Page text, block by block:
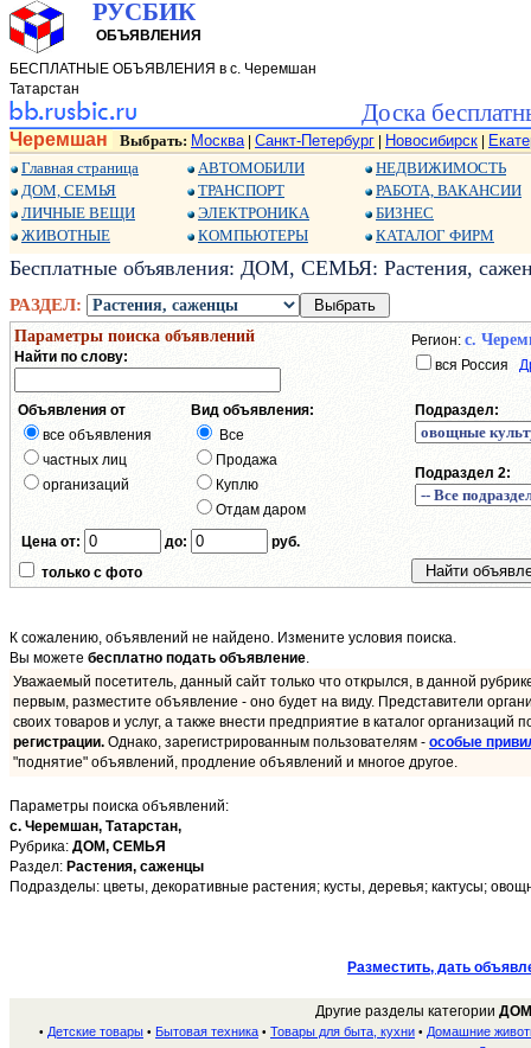
РУСБИК
ОБЪЯВЛЕНИЯ
БЕСПЛАТНЫЕ ОБЪЯВЛЕНИЯ в с. Черемшан
Татарстан
Доска
Черемшан Выбрать: Москва| Санкт-Петербург Новосибирск
Главная страница
ДОМ, СЕМЬЯ
ЛИЧНЫЕ ВЕЩИ
ЖИВОТНЫЕ
АВТОМОБИЛИ
ТРАНСПОРТ
ЭЛЕКТРОНИКА
КОМПЬЮТЕРЫ
НЕДВИЖИМОСТЬ
РАБОТА, ВАКАНСИИ
БИЗНЕС
КАТАЛОГ ФИРМ
Бесплатные объявления: ДОМ, СЕМЬЯ: Растения,
РАЗДЕЛ:
Параметры поиска объявлений
Найти по слову:
Регион: с.
вся Россия
Объявления от
все объявления
частных лиц
организаций
Вид объявления:
Все
Продажа
Куплю
Отдам даром
Подраздел:
Подраздел 2:
Цена от: до:
руб.
только с фото
К сожалению, объявлений не найдено. Измените условия поиска.
Вы можете бесплатно подать объявление.
Уважаемый посетитель, данный сайт только что открылся, в данной
первым, разместите объявление - оно будет на виду. Представители
своих товаров и услуг, а также внести предприятие в каталог организаций
регистрации. Однако, зарегистрированным пользователям - особые
"поднятие" объявлений, продление объявлений и многое другое.
Параметры поиска объявлений:
с. Черемшан, Татарстан,
Рубрика: ДОМ, СЕМЬЯ
Раздел: Растения, саженцы
Подразделы: цветы, декоративные растения; кусты, деревья; кактусы;
Разместить, дать
Другие разделы категории
• Детские товары • Бытовая техника • Товары для быта, кухни • Домашние